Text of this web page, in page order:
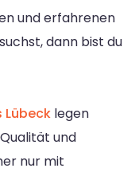
und erfahrenen
suchst, dann bist du
Lübeck legen
und
nur mit